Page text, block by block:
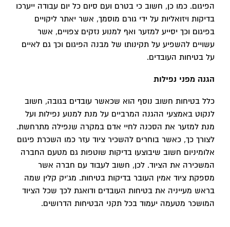
הפיגום. כמו כן, חשוב כי בטרם ועם סיום כל יום עבודה ייערכו
בדיקות ויזואליות על ידי גורם מוסמך, אשר יאתר ליקויים
בפיגום וכך יסייע למזער ואף למנוע נזקים צפויים, אשר
עשויים להשפיע על תקינותו של מבנה הפיגום וכך גם לאיים
על בטיחות העובדים.
הגנה מפני נפילות
כלל בטיחות חשוב נוסף הוא שכאשר עובדים בגובה, חשוב
לנקוט באמצעי ההגנה המרביים על מנת למנוע נפילות ועל
מנת למזער את הסכנה לחיי אדם במקרה שנפילה מתרחשת.
לצורך כך, כאשר בוחרים להשכיר ציוד עזר כמו השכרת פיגום
אלומיניום חשוב שיבוצעו בדיקות שוטפות גם מטעם החברה
המשכירה את הציוד. לכן, חשוב לעבוד עם חברה אשר
מספקת ציוד אמין העובר בדיקות בטיחות. מג'יק קלין שמה
בראש מעייניה את בטיחות העובדים ודואגת לכך שכל הציוד
המושכר מטעמה יעמוד בכל תקני הבטיחות הדרושים.